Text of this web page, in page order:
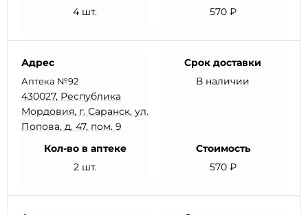
4 шт.
570 ₽
Адрес
Аптека №92
430027, Республика
Мордовия, г. Саранск, ул.
Попова, д. 47, пом. 9
Срок доставки
В наличии
Кол-во в аптеке
2 шт.
Стоимость
570 ₽